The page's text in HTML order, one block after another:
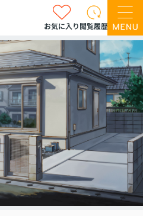
お気に入り閲覧履歴